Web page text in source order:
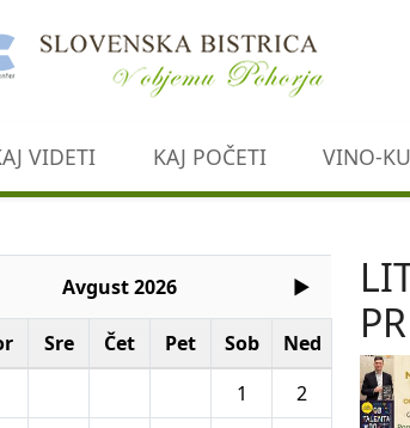
VIDETI KAJ POČETI VINO-
Avgust 2026 ►
Sre Čet Pet Sob
Ned
1
2